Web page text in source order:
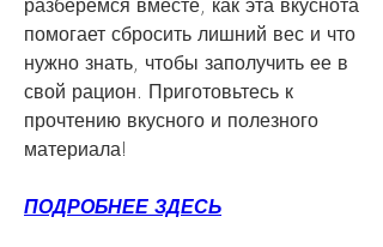
помогает сбросить лишний вес и что
нужно знать, чтобы заполучить ее в
свой рацион. Приготовьтесь к
прочтению вкусного и полезного
материала!
ПОДРОБНЕЕ ЗДЕСЬ